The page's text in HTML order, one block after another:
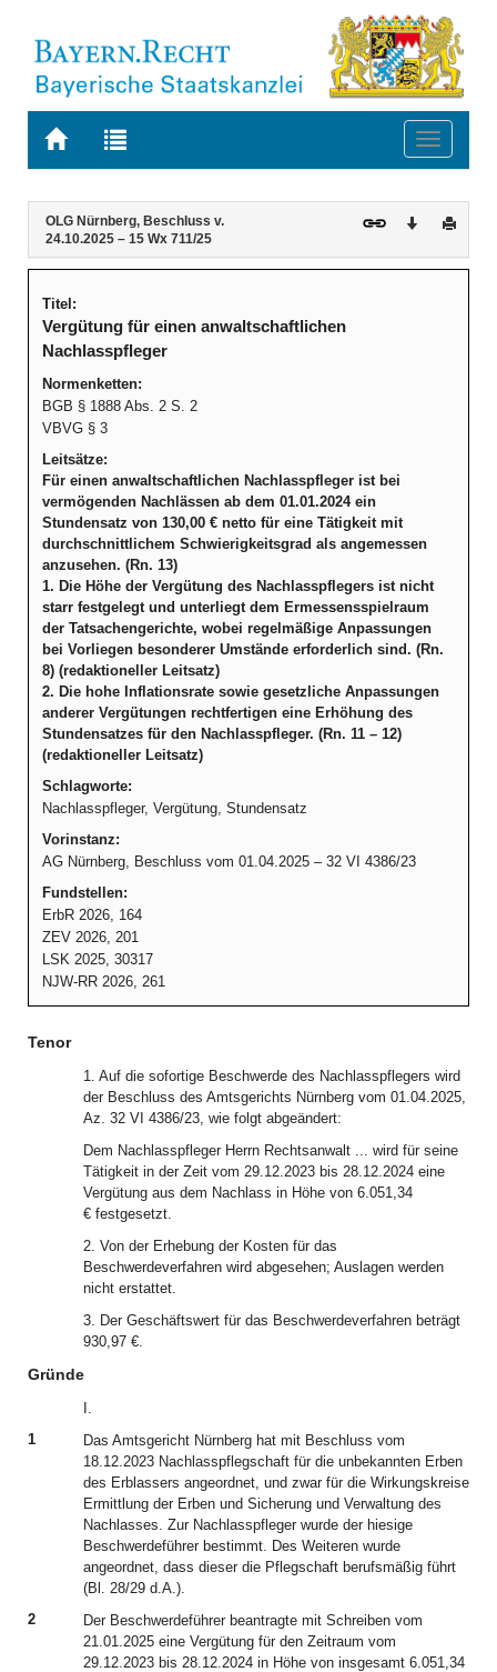
Zur
BAYERN.RECHT
Zur
letzten
Suche
Toggle
Navigation
Inhalt
OLG Nürnberg, Beschluss v.
24.10.2025 – 15 Wx 711/25
Download
Titel:
Vergütung für einen anwaltschaftlichen
Nachlasspfleger
Normenketten:
BGB § 1888 Abs. 2 S. 2
VBVG § 3
Leitsätze:
Für einen anwaltschaftlichen Nachlasspfleger ist bei
vermögenden Nachlässen ab dem 01.01.2024 ein
Stundensatz von 130,00 € netto für eine Tätigkeit mit
durchschnittlichem Schwierigkeitsgrad als angemessen
anzusehen. (Rn. 13)
1. Die Höhe der Vergütung des Nachlasspflegers ist nicht
starr festgelegt und unterliegt dem Ermessensspielraum
der Tatsachengerichte, wobei regelmäßige Anpassungen
bei Vorliegen besonderer Umstände erforderlich sind. (Rn.
8) (redaktioneller Leitsatz)
2. Die hohe Inflationsrate sowie gesetzliche Anpassungen
anderer Vergütungen rechtfertigen eine Erhöhung des
Stundensatzes für den Nachlasspfleger. (Rn. 11 – 12)
(redaktioneller Leitsatz)
Schlagworte:
Nachlasspfleger, Vergütung, Stundensatz
Vorinstanz:
AG Nürnberg, Beschluss vom 01.04.2025 – 32 VI 4386/23
Fundstellen:
ErbR 2026, 164
ZEV 2026, 201
LSK 2025, 30317
NJW-RR 2026, 261
Tenor
1. Auf die sofortige Beschwerde des Nachlasspflegers wird
der Beschluss des Amtsgerichts Nürnberg vom 01.04.2025,
Az. 32 VI 4386/23, wie folgt abgeändert:
Dem Nachlasspfleger Herrn Rechtsanwalt ... wird für seine
Tätigkeit in der Zeit vom 29.12.2023 bis 28.12.2024 eine
Vergütung aus dem Nachlass in Höhe von 6.051,34
€ festgesetzt.
2. Von der Erhebung der Kosten für das
Beschwerdeverfahren wird abgesehen; Auslagen werden
nicht erstattet.
3. Der Geschäftswert für das Beschwerdeverfahren beträgt
930,97 €.
Gründe
I.
1
Das Amtsgericht Nürnberg hat mit Beschluss vom
18.12.2023 Nachlasspflegschaft für die unbekannten Erben
des Erblassers angeordnet, und zwar für die Wirkungskreise
Ermittlung der Erben und Sicherung und Verwaltung des
Nachlasses. Zur Nachlasspfleger wurde der hiesige
Beschwerdeführer bestimmt. Des Weiteren wurde
angeordnet, dass dieser die Pflegschaft berufsmäßig führt
(Bl. 28/29 d.A.).
2
Der Beschwerdeführer beantragte mit Schreiben vom
21.01.2025 eine Vergütung für den Zeitraum vom
29.12.2023 bis 28.12.2024 in Höhe von insgesamt 6.051,34